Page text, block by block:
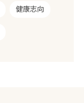
健康志向